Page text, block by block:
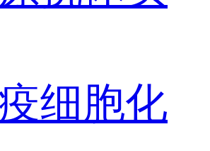
细胞化